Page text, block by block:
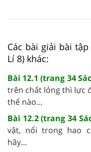
Các bài giải bài
Lí 8) khác:
Bài 12.1 (trang 34
trên chất lỏng thì lực
thế nào...
Bài 12.2 (trang 34
vật, nổi trong hao
hãy...